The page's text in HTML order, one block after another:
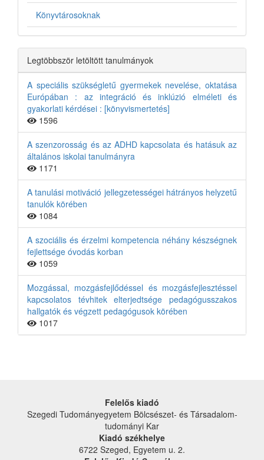
Könyvtárosoknak
Legtöbbször letöltött tanulmányok
A speciális szükségletű gyermekek nevelése, oktatása
Európában : az integráció és inklúzió elméleti és
gyakorlati kérdései : [könyvismertetés]
1596
A szenzorosság és az ADHD kapcsolata és hatásuk az
általános iskolai tanulmányra
1171
A tanulási motiváció jellegzetességei hátrányos helyzetű
tanulók körében
1084
A szociális és érzelmi kompetencia néhány készségnek
fejlettsége óvodás korban
1059
Mozgással, mozgásfejlődéssel és mozgásfejlesztéssel
kapcsolatos tévhitek elterjedtsége pedagógusszakos
hallgatók és végzett pedagógusok körében
1017
Felelős kiadó
Szegedi Tudományegyetem Bölcsészet- és Társadalom­
tudományi Kar
Kiadó székhelye
6722 Szeged, Egyetem u. 2.